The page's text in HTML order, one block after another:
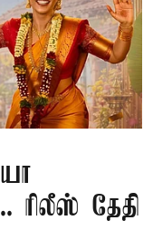
ரிலீஸ் தேதி